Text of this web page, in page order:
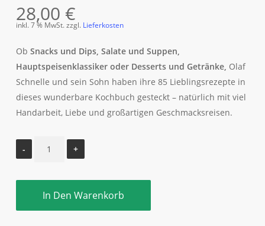
28,00 €
inkl. 7 % MwSt.zzgl. Lieferkosten
Ob Snacks und Dips, Salate und Suppen,
Hauptspeisenklassiker oder Desserts und Getränke, Olaf
Schnelle und sein Sohn haben ihre 85 Lieblingsrezepte in
dieses wunderbare Kochbuch gesteckt – natürlich mit viel
Handarbeit, Liebe und großartigen Geschmacksreisen.
In Den Warenkorb